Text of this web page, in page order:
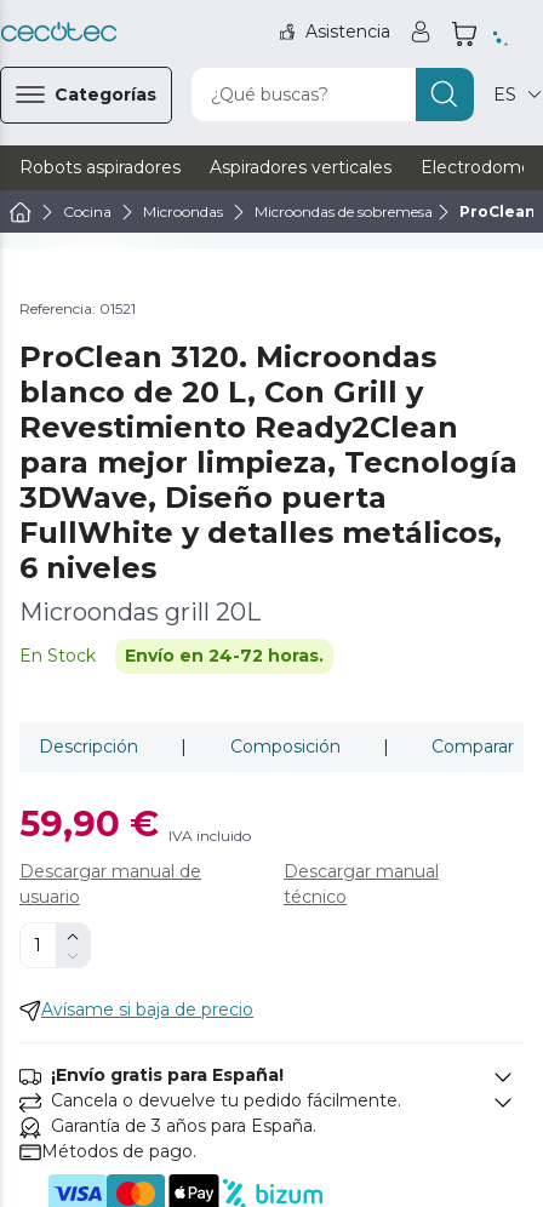
Asistencia
Categorías ¿Qué buscas? ES
Robots aspiradores Aspiradores verticales
Cocina Microondas Microondas de sobremesa ProClean
Referencia: 01521
ProClean 3120. Microondas
blanco de 20 L, Con Grill y
Revestimiento Ready2Clean
para mejor limpieza, Tecnología
3DWave, Diseño puerta
FullWhite y detalles metálicos,
6 niveles
Microondas grill 20L
En Stock Envío en 24-72 horas.
Descripción | Composición | Comparar
59,90 € IVA incluido
Descargar manual de
usuario
Descargar manual
técnico
Avísame si baja de precio
¡Envío gratis para España!
Cancela o devuelve tu pedido fácilmente.
Garantía de 3 años para España.
Métodos de pago.